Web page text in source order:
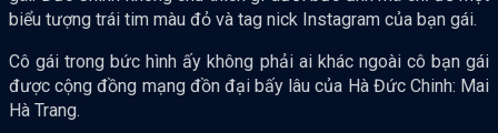
biểu tượng trái tim màu đỏ và tag nick Instagram của bạn gái.
Cô gái trong bức hình ấy không phải ai khác ngoài cô bạn gái
được cộng đồng mạng đồn đại bấy lâu của Hà Đức Chinh: Mai
Hà Trang.